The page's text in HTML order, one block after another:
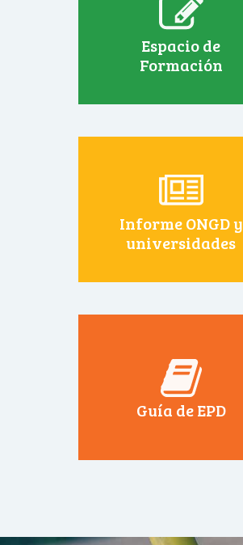
Espacio de
Formación
Informe ONGD y
universidades
Guía de EPD